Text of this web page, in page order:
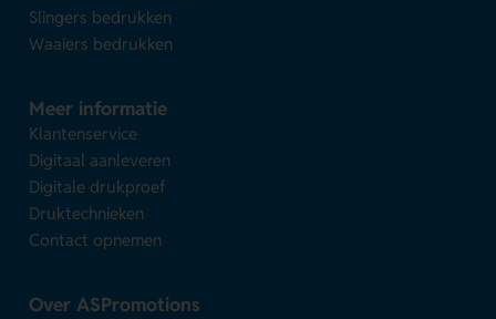
Slingers bedrukken
Waaiers bedrukken
Meer informatie
Klantenservice
Digitaal aanleveren
Digitale drukproef
Druktechnieken
Contact opnemen
Over ASPromotions